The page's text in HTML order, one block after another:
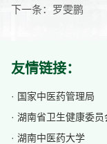
下一条： 罗雯鹏
友情链接：
· 国家中医药管理局
· 湖南省卫生健康委员
· 湖南中医药大学